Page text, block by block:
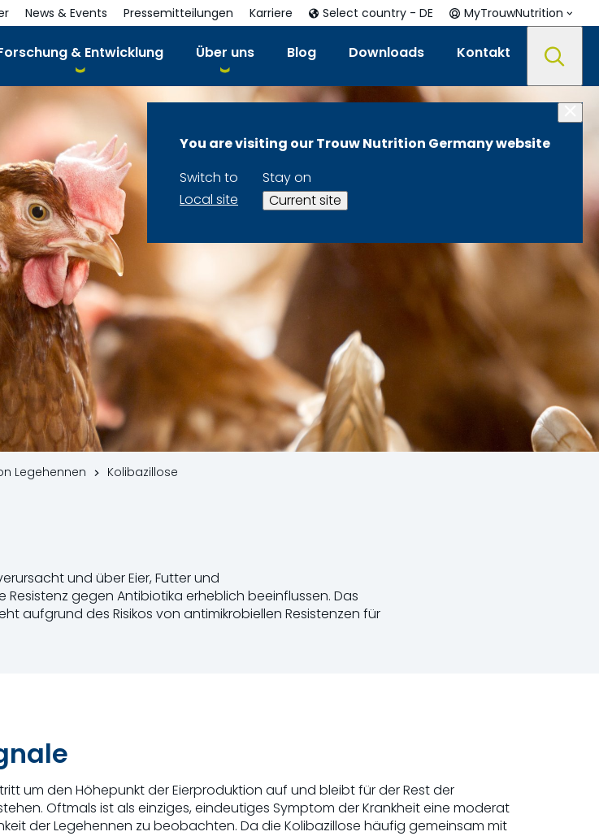
& Entwicklung Über uns Blog Downloads Kontakt
News & Events Pressemitteilungen Karriere Select country - DE MyTrouwNutrition
You are visiting our Trouw Nutrition Germany website
Switch to
Local site
Stay on
Current site
Legehennen Kolibazillose
und über Eier, Futter und
gegen Antibiotika erheblich beeinflussen. Das
aufgrund des Risikos von antimikrobiellen Resistenzen für
um den Höhepunkt der Eierproduktion auf und bleibt für der Rest der
Oftmals ist als einziges, eindeutiges Symptom der Krankheit eine moderat
der Legehennen zu beobachten. Da die Kolibazillose häufig gemeinsam mit